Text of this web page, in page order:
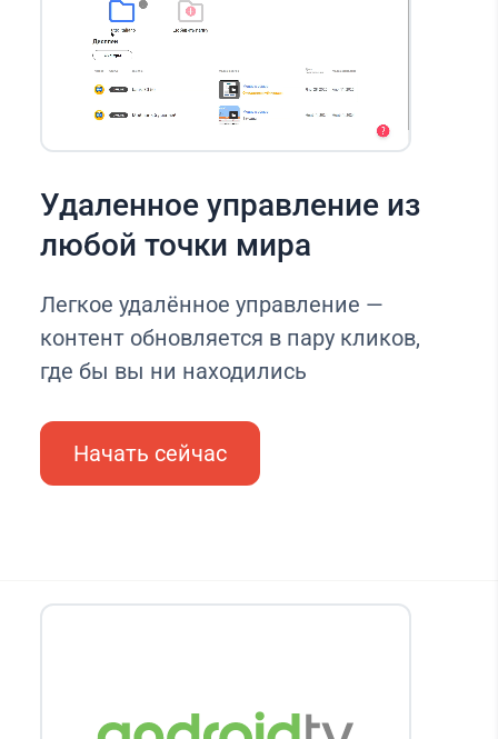
Удаленное управление из
любой точки мира
Легкое удалённое управление —
контент обновляется в пару кликов,
где бы вы ни находились
Начать сейчас